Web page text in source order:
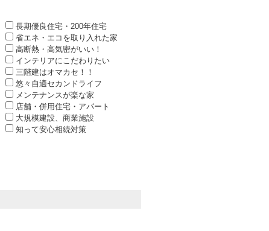
長期優良住宅・200年住宅
省エネ・エコを取り入れた家
高断熱・高気密がいい！
インテリアにこだわりたい
三階建はオマカセ！！
悠々自適セカンドライフ
メンテナンスが楽な家
店舗・併用住宅・アパート
大規模建設、商業施設
知って安心相続対策